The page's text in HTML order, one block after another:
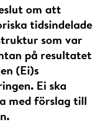
om att
tidsindelade
som var
på resultatet
(Ei)s
Ei ska
med förslag till